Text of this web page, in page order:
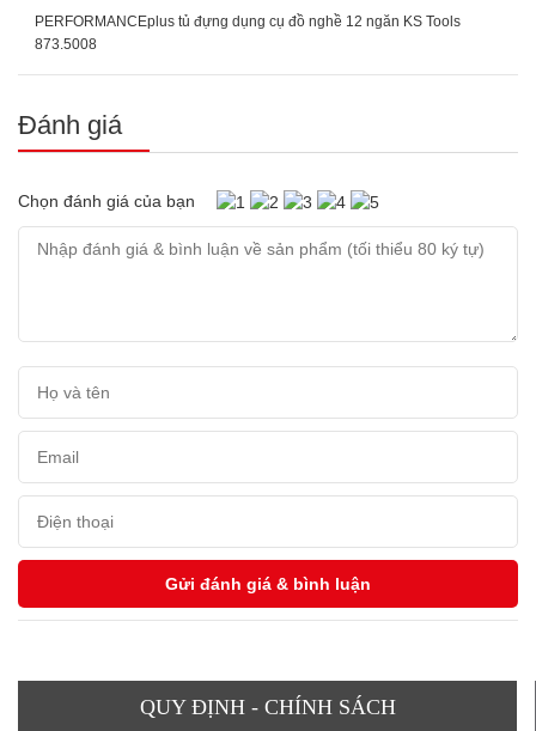
PERFORMANCEplus tủ đựng dụng cụ đồ nghề 12 ngăn KS Tools
873.5008
Đánh giá
Chọn đánh giá của bạn
QUY ĐỊNH - CHÍNH SÁCH